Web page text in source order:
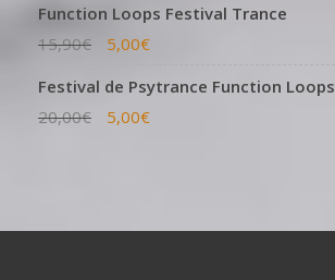
Function Loops Festival Trance
15,90€ 5,00€
Festival de Psytrance Function Loops
20,00€ 5,00€